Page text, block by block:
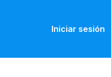
Iniciar sesión